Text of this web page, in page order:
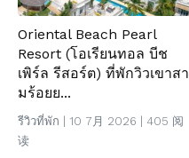
Oriental Beach Pearl
Resort (โอเรียนทอล บีช
เพิร์ล รีสอร์ต) ที่พักวิวเขาสา
มร้อยย...
รีวิวที่พัก | 10 7月 2026 | 405 阅
读